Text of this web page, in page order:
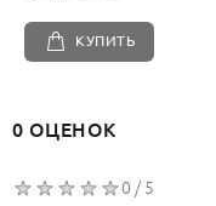
КУПИТЬ
0 ОЦЕНОК
0 / 5